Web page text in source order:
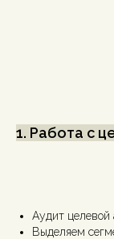
1. Работа с
Аудит‌ целевой
Выделяем